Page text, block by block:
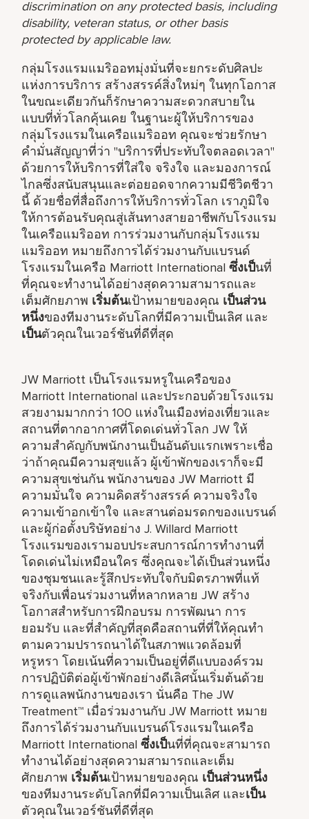
discrimination on any protected basis, including
disability, veteran status, or other basis
protected by applicable law.
กลุ่มโรงแรมแมริออทมุ่งมั่นที่จะยกระดับศิลปะ
แห่งการบริการ สร้างสรรค์สิ่งใหม่ๆ ในทุกโอกาส
ในขณะเดียวกันก็รักษาความสะดวกสบายใน
แบบที่ทั่วโลกคุ้นเคย ในฐานะผู้ให้บริการของ
กลุ่มโรงแรมในเครือแมริออท คุณจะช่วยรักษา
คำมั่นสัญญาที่ว่า "บริการที่ประทับใจตลอดเวลา"
ด้วยการให้บริการที่ใส่ใจ จริงใจ และมองการณ์
ไกลซึ่งสนับสนุนและต่อยอดจากความมีชีวิตชีวา
นี้ ด้วยชื่อที่สื่อถึงการให้บริการทั่วโลก เราภูมิใจ
ให้การต้อนรับคุณสู่เส้นทางสายอาชีพกับโรงแรม
ในเครือแมริออท การร่วมงานกับกลุ่มโรงแรม
แมริออท หมายถึงการได้ร่วมงานกับแบรนด์
โรงแรมในเครือ Marriott Internationalซึ่งเป็นที่
ที่คุณจะทำงานได้อย่างสุดความสามารถและ
เต็มศักยภาพ เริ่มต้นเป้าหมายของคุณ เป็นส่วน
หนึ่งของทีมงานระดับโลกที่มีความเป็นเลิศ และ
เป็นตัวคุณในเวอร์ชันที่ดีที่สุด
JW Marriott เป็นโรงแรมหรูในเครือของ
Marriott International และประกอบด้วยโรงแรม
สวยงามมากกว่า 100 แห่งในเมืองท่องเที่ยวและ
สถานที่ตากอากาศที่โดดเด่นทั่วโลก JW ให้
ความสำคัญกับพนักงานเป็นอันดับแรกเพราะเชื่อ
ว่าถ้าคุณมีความสุขแล้ว ผู้เข้าพักของเราก็จะมี
ความสุขเช่นกัน พนักงานของ JW Marriott มี
ความมั่นใจ ความคิดสร้างสรรค์ ความจริงใจ
ความเข้าอกเข้าใจ และสานต่อมรดกของแบรนด์
และผู้ก่อตั้งบริษัทอย่าง J. Willard Marriott
โรงแรมของเรามอบประสบการณ์การทำงานที่
โดดเด่นไม่เหมือนใคร ซึ่งคุณจะได้เป็นส่วนหนึ่ง
ของชุมชนและรู้สึกประทับใจกับมิตรภาพที่แท้
จริงกับเพื่อนร่วมงานที่หลากหลาย JW สร้าง
โอกาสสำหรับการฝึกอบรม การพัฒนา การ
ยอมรับ และที่สำคัญที่สุดคือสถานที่ที่ให้คุณทำ
ตามความปรารถนาได้ในสภาพแวดล้อมที่
หรูหรา โดยเน้นที่ความเป็นอยู่ที่ดีแบบองค์รวม
การปฏิบัติต่อผู้เข้าพักอย่างดีเลิศนั้นเริ่มต้นด้วย
การดูแลพนักงานของเรา นั่นคือ The JW
Treatment™ เมื่อร่วมงานกับ JW Marriott หมาย
ถึงการได้ร่วมงานกับแบรนด์โรงแรมในเครือ
Marriott Internationalซึ่งเป็นที่ที่คุณจะสามารถ
ทำงานได้อย่างสุดความสามารถและเต็ม
ศักยภาพ เริ่มต้นเป้าหมายของคุณ เป็นส่วนหนึ่ง
ของทีมงานระดับโลกที่มีความเป็นเลิศ และเป็น
ตัวคุณในเวอร์ชันที่ดีที่สุด